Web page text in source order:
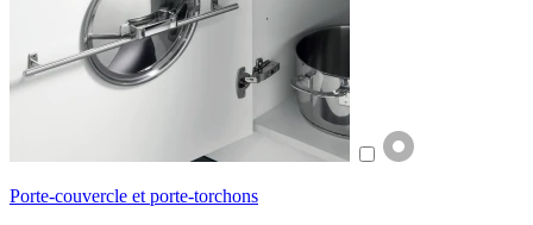
Porte-couvercle et porte-torchons